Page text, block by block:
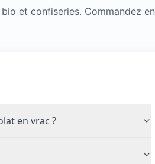
et confiseries. Commandez en
en vrac ?